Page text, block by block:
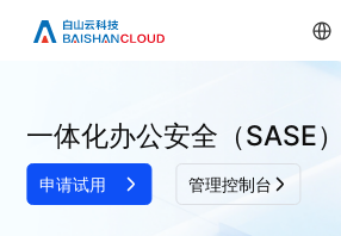
一体化办公安全（SASE）
申请试用 管理控制台